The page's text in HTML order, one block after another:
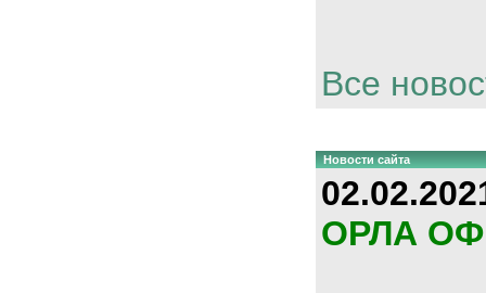
Все
Новости сайта
ОРЛА